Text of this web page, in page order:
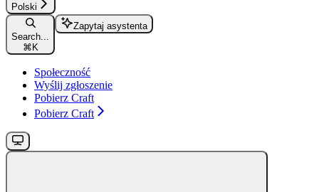
Polski
Search...
⌘ K
Zapytaj asystenta
Społeczność
Wyślij zgłoszenie
Pobierz Craft
Pobierz Craft